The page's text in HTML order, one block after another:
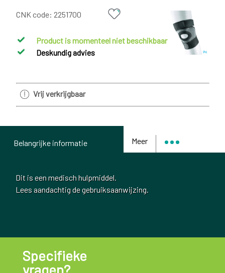
CNK code: 2251700
Product is momenteel niet beschikbaar
Deskundig advies
Vrij verkrijgbaar
Meer
Belangrijke informatie
Dit is een medisch hulpmiddel.
Lees aandachtig de gebruiksaanwijzing.
Specifieke
vragen?